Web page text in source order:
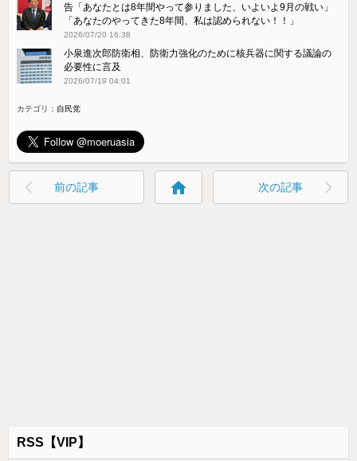
告「あなたとは8年間やって参りました、いよいよ9月の戦い」
「あなたのやってきた8年間、私は認められない！！」
2026/07/20 16:38
小泉進次郎防衛相、防衛力強化のために核兵器に関する議論の
必要性に言及
2026/07/19 04:01
カテゴリ： 自民党
前の記事 home 次の記事
RSS【VIP】